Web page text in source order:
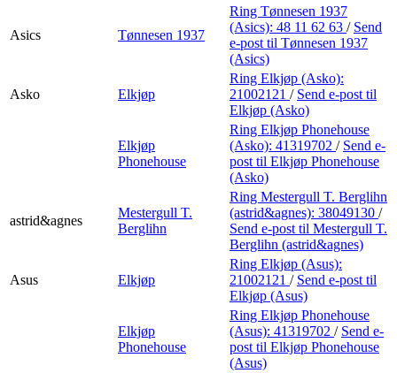
Asics Tønnesen 1937
Ring Tønnesen 1937
(Asics): 48 11 62 63 / Send
e-post til Tønnesen 1937
(Asics)
Asko Elkjøp
Ring Elkjøp (Asko):
21002121 / Send e-post til
Elkjøp (Asko)
Elkjøp
Phonehouse
Ring Elkjøp Phonehouse
(Asko): 41319702 / Send e-
post til Elkjøp Phonehouse
(Asko)
astrid&agnes
Mestergull T.
Berglihn
Ring Mestergull T. Berglihn
(astrid&agnes): 38049130 /
Send e-post til Mestergull T.
Berglihn (astrid&agnes)
Asus Elkjøp
Ring Elkjøp (Asus):
21002121 / Send e-post til
Elkjøp (Asus)
Elkjøp
Phonehouse
Ring Elkjøp Phonehouse
(Asus): 41319702 / Send e-
post til Elkjøp Phonehouse
(Asus)